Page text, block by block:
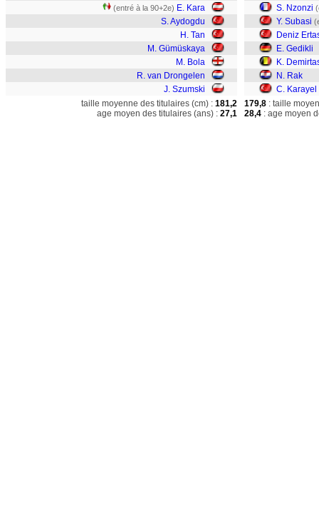
(entré à la 90+2e) E. Kara
S. Aydogdu
H. Tan
M. Gümüskaya
M. Bola
R. van Drongelen
J. Szumski
S. Nzonzi
Y. Subasi
Deniz
E. Gedikli
K.
N. Rak
C. Karayel
taille moyenne des titulaires (cm) : 181,2
age moyen des titulaires (ans) : 27,1
179,8 : taille
28,4 : age moyen